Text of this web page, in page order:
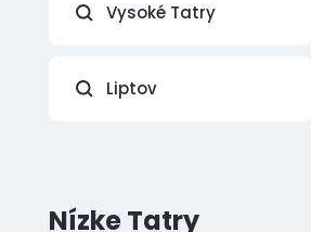
Vysoké Tatry
Liptov
Nízke Tatry